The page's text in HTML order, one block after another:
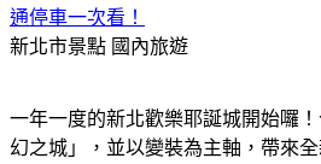
通停車一次看！
新北市景點 國內旅遊
一年一度的新北歡樂耶誕城開始囉
幻之城」，並以變裝為主軸，帶來